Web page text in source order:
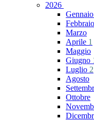
2026
Gennaio
Febbraio
Marzo
Aprile 1
Maggio
Giugno
Luglio 2
Agosto
Ottobre